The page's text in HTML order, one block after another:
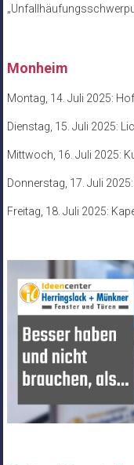
Monheim
Montag, 14. Juli 2025:
Dienstag, 15. Juli 2025:
Mittwoch, 16. Juli 2025:
Donnerstag, 17. Juli
Freitag, 18. Juli 2025: